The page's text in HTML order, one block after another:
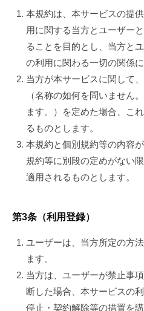
本規約は、本サービスの提
用に関する当方とユーザー
ることを目的とし、当方と
の利用に関わる一切の関係に
当方が本サービスに関して
（名称の如何を問いません
ます。）を定めた場合、こ
るものとします。
本規約と個別規約等の内容
規約等に別段の定めがない
適用されるものとします。
第3条（利用登録）
ユーザーは、当方所定の方
ます。
当方は、ユーザーが禁止事
断した場合、本サービスの
停止・契約解除等の措置を